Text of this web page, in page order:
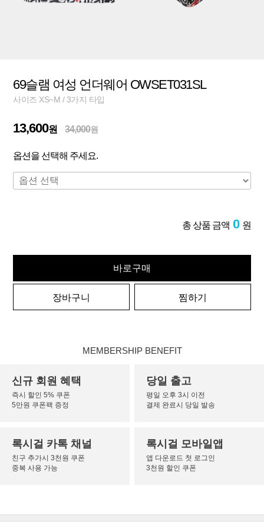
69슬램 여성 언더웨어 OWSET031SL
사이즈 XS~M / 3가지 타입
13,600원 34,000원
옵션을 선택해 주세요.
총 상품 금액 0 원
바로구매
장바구니 찜하기
MEMBERSHIP BENEFIT
신규 회원 혜택
즉시 할인 5% 쿠폰
5만원 쿠폰팩 증정
당일 출고
평일 오후 3시 이전
결제 완료시 당일 발송
록시걸 카톡 채널
친구 추가시 3천원 쿠폰
중복 사용 가능
록시걸 모바일앱
앱 다운로드 첫 로그인
3천원 할인 쿠폰